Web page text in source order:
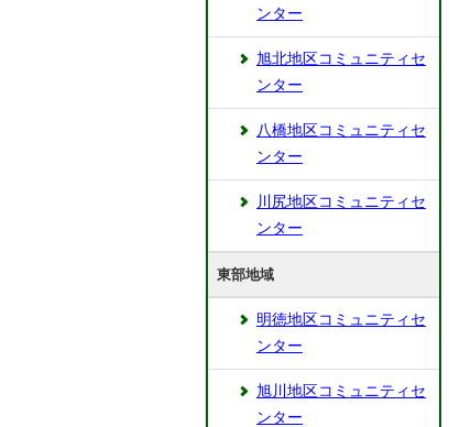
ンター
旭北地区コミュニティセ
ンター
八橋地区コミュニティセ
ンター
川尻地区コミュニティセ
ンター
東部地域
明徳地区コミュニティセ
ンター
旭川地区コミュニティセ
ンター